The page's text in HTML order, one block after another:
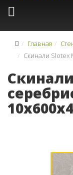
Главная
Скинали Slotex